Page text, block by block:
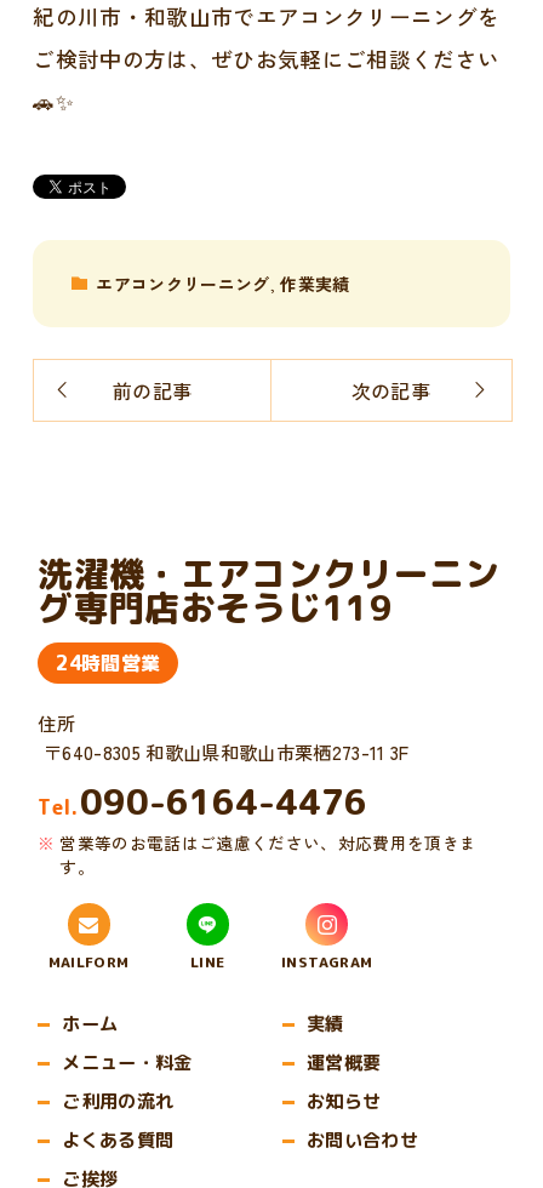
紀の川市・和歌山市でエアコンクリーニングを
ご検討中の方は、ぜひお気軽にご相談ください
🚗✨
エアコンクリーニング,作業実績
前の記事 次の記事
洗濯機・エアコンクリーニン
グ専門店おそうじ119
24時間営業
住所
〒640-8305 和歌山県和歌山市栗栖273-11 3F
Tel.090-6164-4476
営業等のお電話はご遠慮ください、対応費用を頂きま
す。
MAILFORM LINE INSTAGRAM
ホーム
メニュー・料金
ご利用の流れ
よくある質問
ご挨拶
実績
運営概要
お知らせ
お問い合わせ